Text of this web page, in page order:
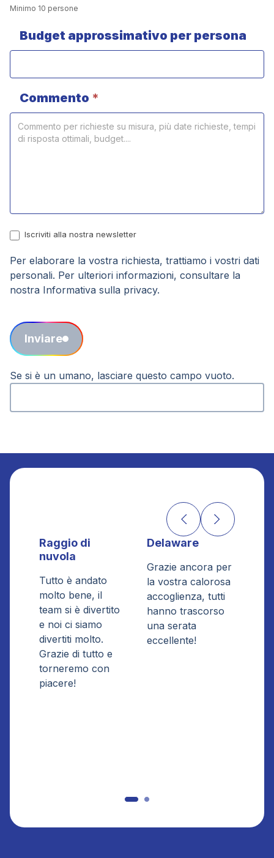
Minimo 10 persone
Budget approssimativo per persona
Commento *
Iscriviti alla nostra newsletter
Per elaborare la vostra richiesta, trattiamo i vostri dati
personali. Per ulteriori informazioni, consultare la
nostra Informativa sulla privacy.
Inviare
Se si è un umano, lasciare questo campo vuoto.
Raggio di
nuvola
Tutto è andato
molto bene, il
team si è divertito
e noi ci siamo
divertiti molto.
Grazie di tutto e
torneremo con
piacere!
Delaware
Grazie ancora per
la vostra calorosa
accoglienza, tutti
hanno trascorso
una serata
eccellente!